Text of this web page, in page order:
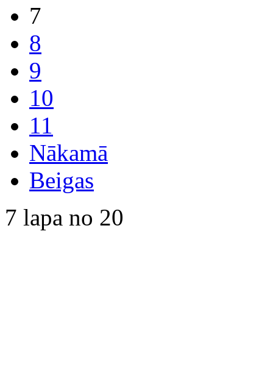
7
8
9
10
11
Nākamā
Beigas
7 lapa no 20